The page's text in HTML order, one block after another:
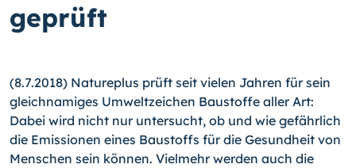
geprüft
(8.7.2018) Natureplus prüft seit vielen Jahren für sein
gleichnamiges Umweltzeichen Baustoffe aller Art:
Dabei wird nicht nur untersucht, ob und wie gefährlich
die Emissionen eines Baustoffs für die Gesundheit von
Menschen sein können. Vielmehr werden auch die